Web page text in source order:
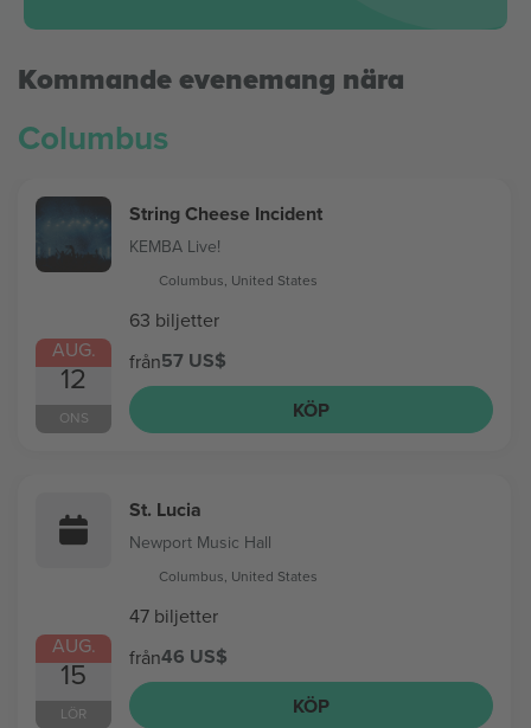
Kommande evenemang nära
Columbus
AUG.
12
ONS
String Cheese Incident
KEMBA Live!
Columbus, United States
63 biljetter
från57 US$
KÖP
AUG.
15
LÖR
St. Lucia
Newport Music Hall
Columbus, United States
47 biljetter
från46 US$
KÖP